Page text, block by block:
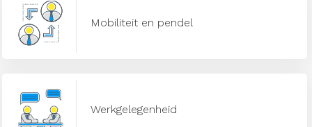
Mobiliteit en pendel
Werkgelegenheid